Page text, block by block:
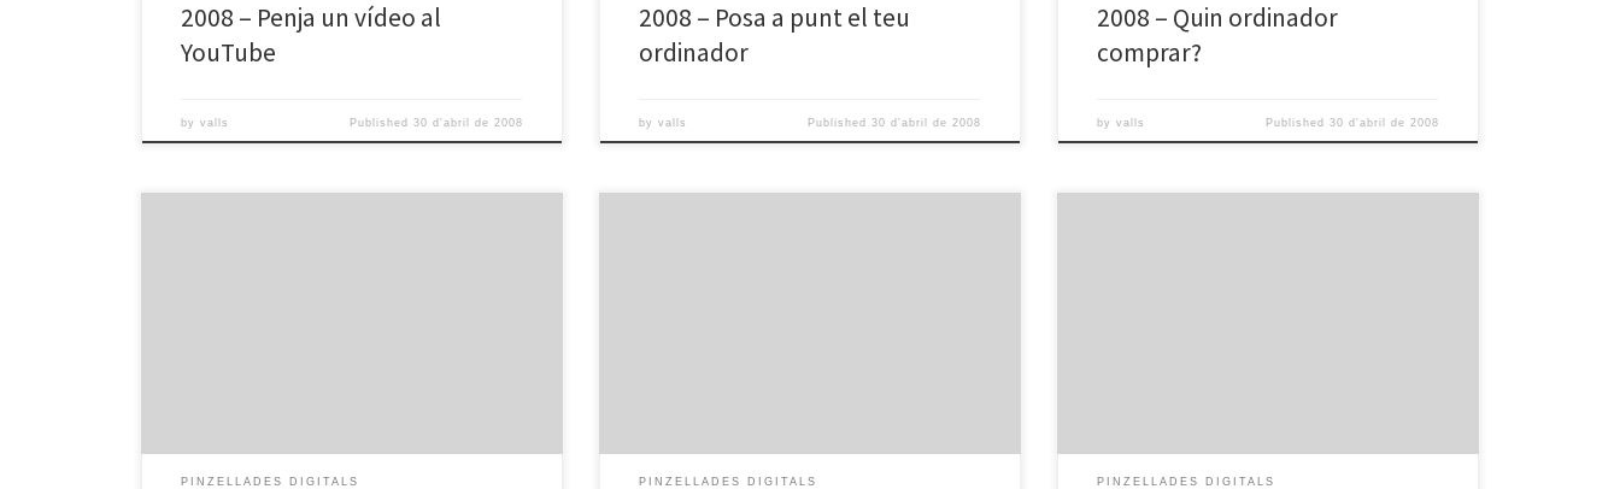
2008 – Penja un vídeo al
YouTube
byvalls Published 30 d'abril de 2008
2008 – Posa a punt el teu
ordinador
byvalls Published 30 d'abril de 2008
2008 – Quin ordinador
comprar?
byvalls Published 30 d'abril de 2008
PINZELLADES DIGITALS PINZELLADES DIGITALS PINZELLADES DIGITALS